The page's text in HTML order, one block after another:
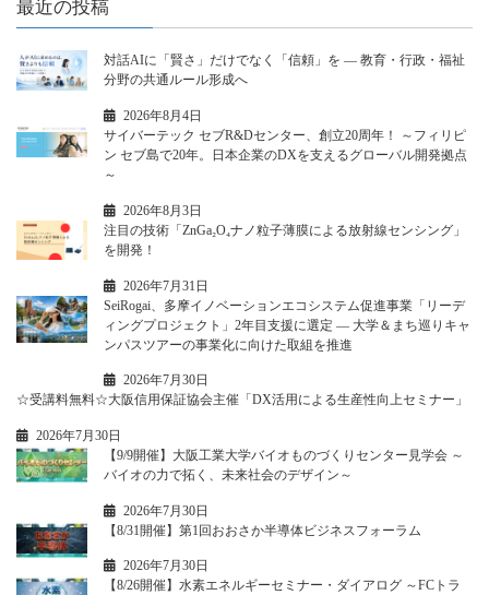
最近の投稿
対話AIに「賢さ」だけでなく「信頼」を ― 教育・行政・福祉
分野の共通ルール形成へ
2026年8月4日
サイバーテック セブR&Dセンター、創立20周年！ ～フィリピ
ン セブ島で20年。日本企業のDXを支えるグローバル開発拠点
～
2026年8月3日
注目の技術「ZnGa₂O₄ナノ粒子薄膜による放射線センシング」
を開発！
2026年7月31日
SeiRogai、多摩イノベーションエコシステム促進事業「リーデ
ィングプロジェクト」2年目支援に選定 ― 大学＆まち巡りキャ
ンパスツアーの事業化に向けた取組を推進
2026年7月30日
☆受講料無料☆大阪信用保証協会主催「DX活用による生産性向上セミナー」
2026年7月30日
【9/9開催】大阪工業大学バイオものづくりセンター見学会 ～
バイオの力で拓く、未来社会のデザイン～
2026年7月30日
【8/31開催】第1回おおさか半導体ビジネスフォーラム
2026年7月30日
【8/26開催】水素エネルギーセミナー・ダイアログ ～FCトラ